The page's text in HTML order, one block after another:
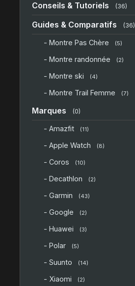
Conseils & Tutoriels (36)
Guides & Comparatifs (36)
- Montre Pas Chère (5)
- Montre randonnée (2)
- Montre ski (4)
- Montre Trail Femme (7)
Marques (0)
- Amazfit (11)
- Apple Watch (8)
- Coros (10)
- Decathlon (2)
- Garmin (43)
- Google (2)
- Huawei (3)
- Polar (5)
- Suunto (14)
- Xiaomi (2)